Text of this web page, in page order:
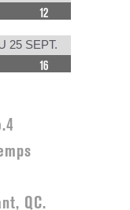
12
25 SEPT.
16
QC.